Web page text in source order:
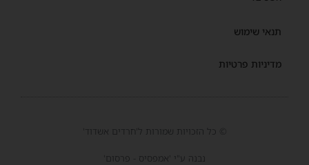
תנאי שימוש
מדיניות פרטיות
© כל הזכויות שמורות ל'חרדים אשדוד'
נבנה ע"י 'אמפסיס - פרסום'